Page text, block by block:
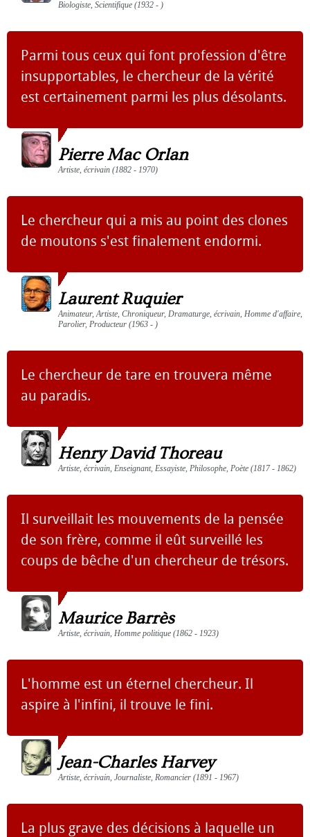
Biologiste, Scientifique (1932 - )
Parmi tous ceux qui font profession d'être
insupportables, le chercheur de la vérité
est certainement parmi les plus désolants.
Pierre Mac Orlan
Artiste, écrivain (1882 - 1970)
Le chercheur qui a mis au point des clones
de moutons s'est finalement endormi.
Laurent Ruquier
Animateur, Artiste, Chroniqueur, Dramaturge, écrivain, Homme d'affaire,
Parolier, Producteur (1963 - )
Le chercheur de tare en trouvera même
au paradis.
Henry David Thoreau
Artiste, écrivain, Enseignant, Essayiste, Philosophe, Poète (1817 - 1862)
Il surveillait les mouvements de la pensée
de son frère, comme il eût surveillé les
coups de bêche d'un chercheur de trésors.
Maurice Barrès
Artiste, écrivain, Homme politique (1862 - 1923)
L'homme est un éternel chercheur. Il
aspire à l'infini, il trouve le fini.
Jean-Charles Harvey
Artiste, écrivain, Journaliste, Romancier (1891 - 1967)
La plus grave des décisions à laquelle un